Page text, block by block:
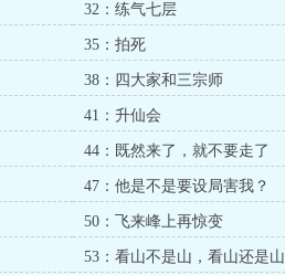
32：练气七层
35：拍死
38：四大家和三宗师
41：升仙会
44：既然来了，就不要走了
47：他是不是要设局害我？
50：飞来峰上再惊变
53：看山不是山，看山还是山